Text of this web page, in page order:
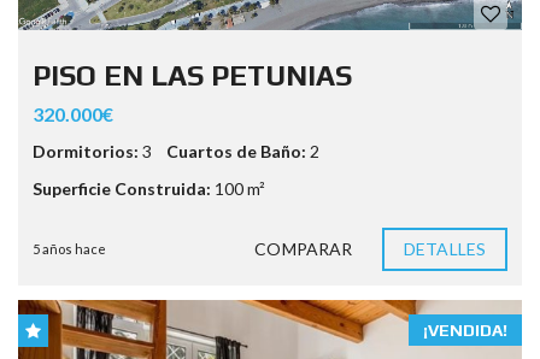
PISO EN LAS PETUNIAS
320.000€
Dormitorios: 3 Cuartos de Baño: 2
Superficie Construida: 100 m²
5 años hace COMPARAR DETALLES
¡VENDIDA!